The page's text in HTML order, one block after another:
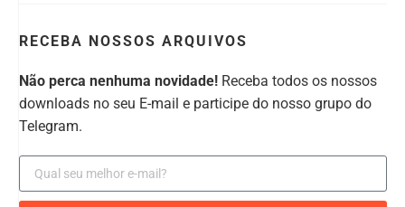
RECEBA NOSSOS ARQUIVOS
Não perca nenhuma novidade! Receba todos os nossos
downloads no seu E-mail e participe do nosso grupo do
Telegram.